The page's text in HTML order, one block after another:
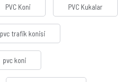
PVC Koni PVC Kukalar
pvc trafik konisi
pvc koni